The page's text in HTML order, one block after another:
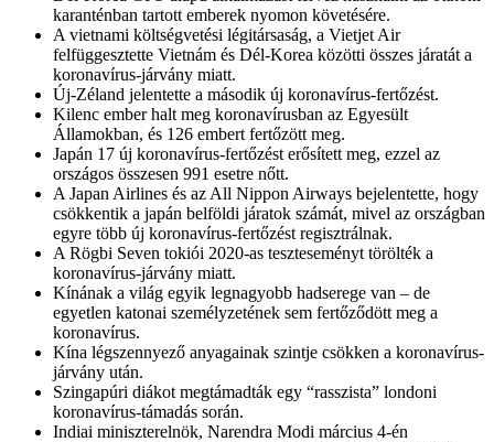
karanténban tartott emberek nyomon követésére.
A vietnami költségvetési légitársaság, a Vietjet Air
felfüggesztette Vietnám és Dél-Korea közötti összes járatát a
koronavírus-járvány miatt.
Új-Zéland jelentette a második új koronavírus-fertőzést.
Kilenc ember halt meg koronavírusban az Egyesült
Államokban, és 126 embert fertőzött meg.
Japán 17 új koronavírus-fertőzést erősített meg, ezzel az
országos összesen 991 esetre nőtt.
A Japan Airlines és az All Nippon Airways bejelentette, hogy
csökkentik a japán belföldi járatok számát, mivel az országban
egyre több új koronavírus-fertőzést regisztrálnak.
A Rögbi Seven tokiói 2020-as teszteseményt törölték a
koronavírus-járvány miatt.
Kínának a világ egyik legnagyobb hadserege van – de
egyetlen katonai személyzetének sem fertőződött meg a
koronavírus.
Kína légszennyező anyagainak szintje csökken a koronavírus-
járvány után.
Szingapúri diákot megtámadták egy “rasszista” londoni
koronavírus-támadás során.
Indiai miniszterelnök, Narendra Modi március 4-én